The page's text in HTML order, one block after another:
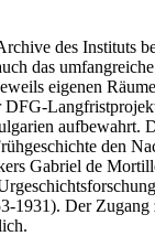
des Instituts
das
eigenen
DFG-
aufbewahrt.
den
Gabriel de
1931). Der Zugang